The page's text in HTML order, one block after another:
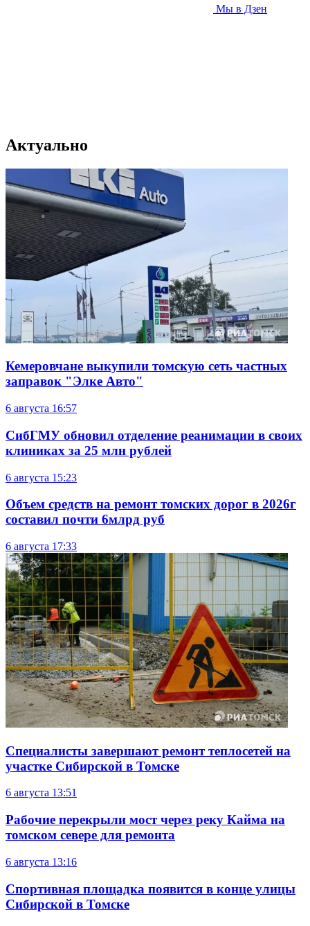
Мы в Дзен
Актуально
Кемеровчане выкупили томскую сеть частных
заправок "Элке Авто"
6 августа 16:57
СибГМУ обновил отделение реанимации в своих
клиниках за 25 млн рублей
6 августа 15:23
Объем средств на ремонт томских дорог в 2026г
составил почти 6млрд руб
6 августа 17:33
Специалисты завершают ремонт теплосетей на
участке Сибирской в Томске
6 августа 13:51
Рабочие перекрыли мост через реку Кайма на
томском севере для ремонта
6 августа 13:16
Спортивная площадка появится в конце улицы
Сибирской в Томске